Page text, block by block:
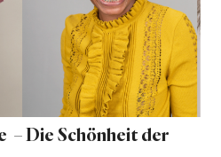
– Die Schönheit der